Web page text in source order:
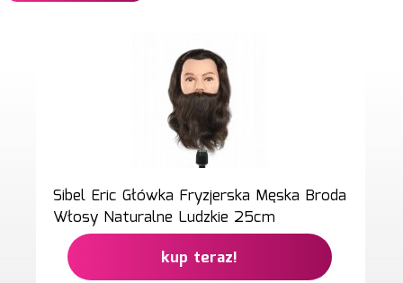
Sibel Eric Główka Fryzjerska Męska Broda
Włosy Naturalne Ludzkie 25cm
kup teraz!